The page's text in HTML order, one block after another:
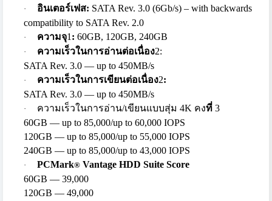
· อินเตอร์เฟส: SATA Rev. 3.0 (6Gb/s) – with backwards
compatibility to SATA Rev. 2.0
· ความจุ1 : 60GB, 120GB, 240GB
· ความเร็วในการอ่านต่อเนื่อง2:
SATA Rev. 3.0 — up to 450MB/s
· ความเร็วในการเขียนต่อเนื่อง2:
SATA Rev. 3.0 — up to 450MB/s
· ความเร็วในการอ่าน/เขียนแบบสุ่ม 4K คงที่ 3
60GB — up to 85,000/up to 60,000 IOPS
120GB — up to 85,000/up to 55,000 IOPS
240GB — up to 85,000/up to 43,000 IOPS
· PCMark® Vantage HDD Suite Score
60GB — 39,000
120GB — 49,000